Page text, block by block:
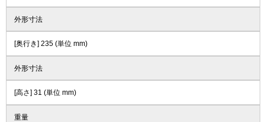
外形寸法
[奥行き] 235 (単位 mm)
外形寸法
[高さ] 31 (単位 mm)
重量